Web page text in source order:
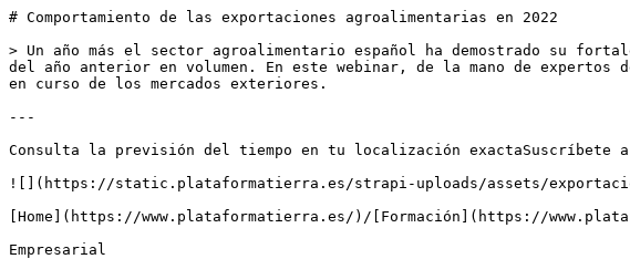
# Comportamiento de las exportaciones agroalimentarias en 2022
> Un año más el sector agroalimentario español ha demostrado su
del año anterior en volumen. En este webinar, de la mano de
en curso de los mercados exteriores.
---
Consulta la previsión del tiempo en tu localización exactaSuscríbete a
![](https://static.plataformatierra.es/strapi-uploads/assets/
[Home](https://www.plataformatierra.es/)/[Formación](https://
Empresarial